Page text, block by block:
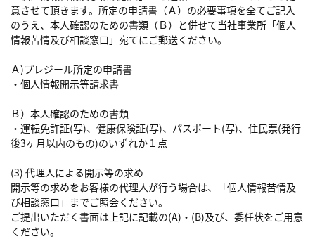
意させて頂きます。所定の申請書（Ａ）の必要事項を全てご記入
のうえ、本人確認のための書類（Ｂ）と併せて当社事業所「個人
情報苦情及び相談窓口」宛てにご郵送ください。
Ａ)プレジール所定の申請書
・個人情報開示等請求書
Ｂ）本人確認のための書類
・運転免許証(写)、健康保険証(写)、パスポート(写)、住民票(発行
後3ヶ月以内のもの)のいずれか１点
(3) 代理人による開示等の求め
開示等の求めをお客様の代理人が行う場合は、「個人情報苦情及
び相談窓口」までご照会ください。
ご提出いただく書面は上記に記載の(A)・(B)及び、委任状をご用意
ください。